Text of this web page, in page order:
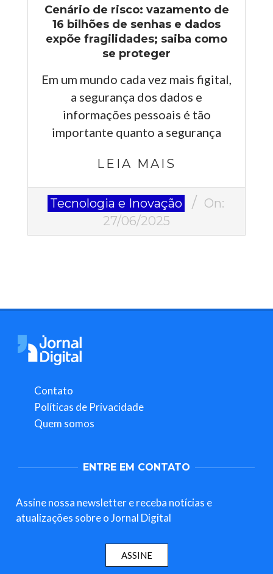
Cenário de risco: vazamento de
16 bilhões de senhas e dados
expõe fragilidades; saiba como
se proteger
Em um mundo cada vez mais figital,
a segurança dos dados e
informações pessoais é tão
importante quanto a segurança
LEIA MAIS
2025-
Tecnologia e Inovação
On:
27/06/2025
Contato
Políticas de Privacidade
Quem somos
ENTRE EM CONTATO
Assine nossa newsletter e receba notícias e
atualizações sobre o Jornal Digital
ASSINE